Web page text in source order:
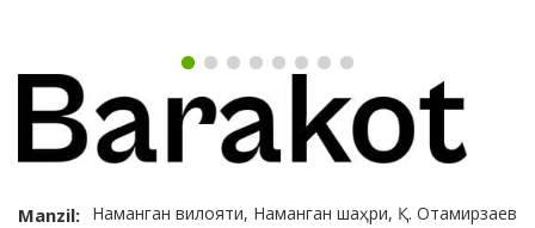
Manzil: Наманган вилояти, Наманган шаҳри, Қ. Отамирзаев